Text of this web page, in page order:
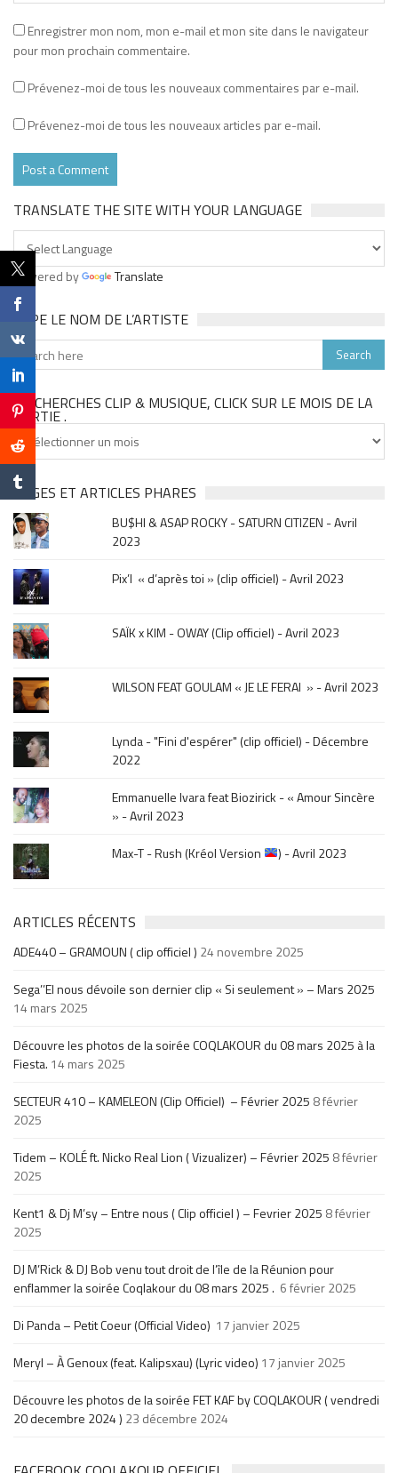
Enregistrer mon nom, mon e-mail et mon site dans le navigateur
pour mon prochain commentaire.
Prévenez-moi de tous les nouveaux commentaires par e-mail.
Prévenez-moi de tous les nouveaux articles par e-mail.
TRANSLATE THE SITE WITH YOUR LANGUAGE
Powered by Translate
TAPE LE NOM DE L’ARTISTE
TU CHERCHES CLIP & MUSIQUE, CLICK SUR LE MOIS DE LA
SORTIE .
Tu
cherches
clip
&
musique,
click
sur
le
mois
de
la
sortie
PAGES ET ARTICLES PHARES
BU$HI & ASAP ROCKY - SATURN CITIZEN - Avril
2023
Pix’l « d’après toi » (clip officiel) - Avril 2023
SAÏK x KIM - OWAY (Clip officiel) - Avril 2023
WILSON FEAT GOULAM « JE LE FERAI » - Avril 2023
Lynda - "Fini d'espérer" (clip officiel) - Décembre
2022
Emmanuelle Ivara feat Biozirick - « Amour Sincère
» - Avril 2023
Max-T - Rush (Kréol Version
) - Avril 2023
ARTICLES RÉCENTS
ADE440 – GRAMOUN ( clip officiel ) 24 novembre 2025
Sega’’El nous dévoile son dernier clip « Si seulement » – Mars 2025
14 mars 2025
Découvre les photos de la soirée COQLAKOUR du 08 mars 2025 à la
Fiesta. 14 mars 2025
SECTEUR 410 – KAMELEON (Clip Officiel) – Février 2025 8 février
2025
Tidem – KOLÉ ft. Nicko Real Lion ( Vizualizer) – Février 2025 8 février
2025
Kent1 & Dj M’sy – Entre nous ( Clip officiel ) – Fevrier 2025 8 février
2025
DJ M’Rick & DJ Bob venu tout droit de l’île de la Réunion pour
enflammer la soirée Coqlakour du 08 mars 2025 . 6 février 2025
Di Panda – Petit Coeur (Official Video) 17 janvier 2025
Meryl – À Genoux (feat. Kalipsxau) (Lyric video) 17 janvier 2025
Découvre les photos de la soirée FET KAF by COQLAKOUR ( vendredi
20 decembre 2024 ) 23 décembre 2024